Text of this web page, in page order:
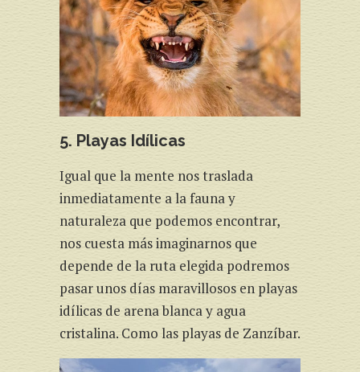
5. Playas Idílicas
Igual que la mente nos traslada
inmediatamente a la fauna y
naturaleza que podemos encontrar,
nos cuesta más imaginarnos que
depende de la ruta elegida podremos
pasar unos días maravillosos en playas
idílicas de arena blanca y agua
cristalina. Como las playas de Zanzíbar.